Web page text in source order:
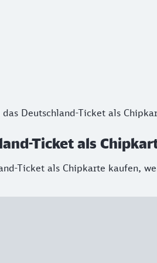
Deutschland-Ticket als
Ticket als
Ticket als Chipkarte kaufen,